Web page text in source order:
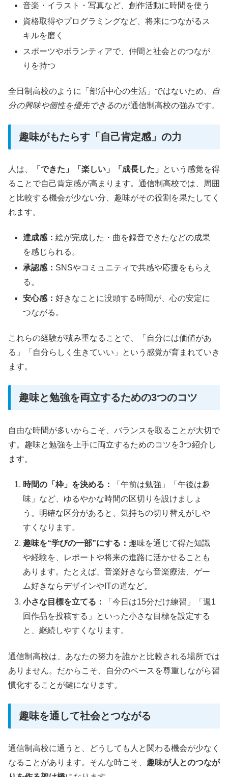
音楽・イラスト・写真など、創作活動に時間を使う
資格取得やプログラミングなど、将来につながるス
キルを磨く
スポーツやボランティアで、仲間と社会とのつなが
りを持つ
全日制高校のように「部活中心の生活」ではないため、
自
分の興味や個性を優先できるのが通信制高校の強みです。
趣味がもたらす「自己肯定感」の力
人は、 「できた」「楽しい」「成長した」
という感覚を得
ることで自己肯定感が高まります。通信制高校では、周囲
と比較する機会が少ない分、趣味がその役割を果たしてく
れます。
達成感：絵が完成した・曲を録音できたなどの成果
を感じられる。
承認感： SNSやコミュニティで共感や応援をもらえ
る。
安心感：好きなことに没頭する時間が、心の安定に
つながる。
これらの経験が積み重なることで、「自分には価値があ
る」「自分らしく生きていい」という感覚が育まれていき
ます。
趣味と勉強を両立するための3つのコツ
自由な時間が多いからこそ、バランスを取ることが大切で
す。趣味と勉強を上手に両立するためのコツを3つ紹介し
ます。
時間の「枠」を決める：
「午前は勉強」「午後は趣
味」など、ゆるやかな時間の区切りを設けましょ
う。明確な区分があると、気持ちの切り替えがしや
すくなります。
趣味を“学びの一部”にする： 趣味を通じて得た知識
や経験を、レポートや将来の進路に活かせることも
あります。たとえば、音楽好きなら音楽療法、ゲー
ム好きならデザインやITの道など。
小さな目標を立てる：
「今日は15分だけ練習」「週1
回作品を投稿する」といった小さな目標を設定する
と、継続しやすくなります。
通信制高校は、あなたの努力を誰かと比較される場所では
ありません。だからこそ、自分のペースを尊重しながら習
慣化することが鍵になります。
趣味を通して社会とつながる
通信制高校に通うと、どうしても人と関わる機会が少なく
なることがあります。そんな時こそ、 趣味が人とのつなが